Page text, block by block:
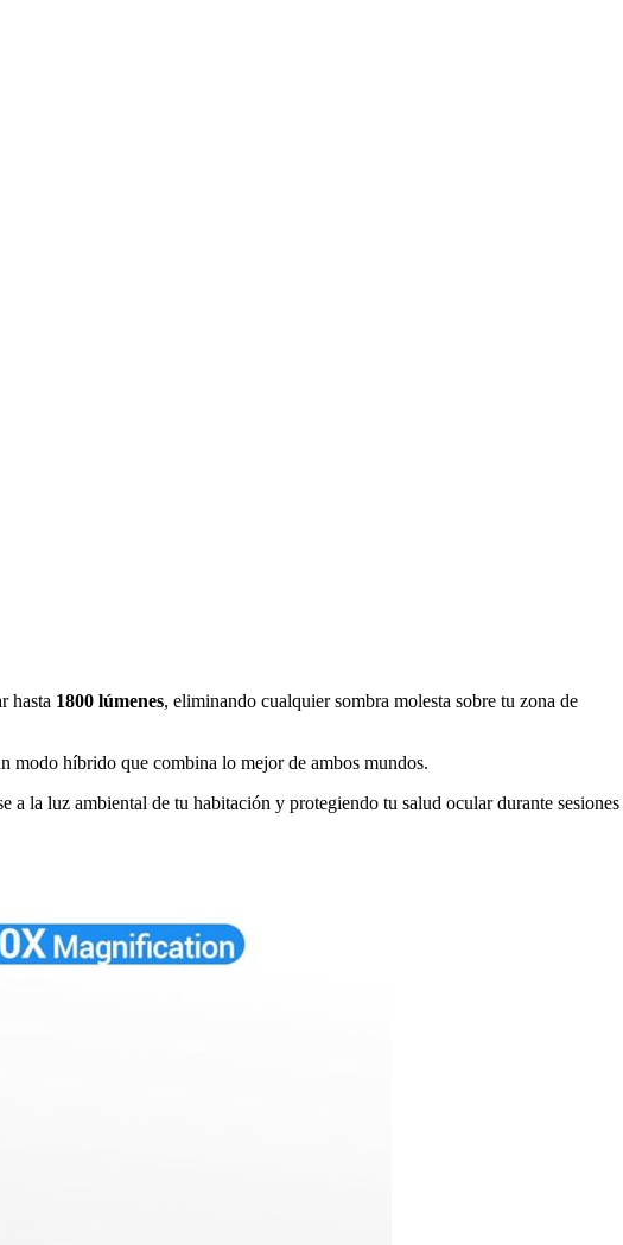
hasta 1800 lúmenes, eliminando cualquier sombra molesta sobre tu zona de
modo híbrido que combina lo mejor de ambos mundos.
la luz ambiental de tu habitación y protegiendo tu salud ocular durante sesiones